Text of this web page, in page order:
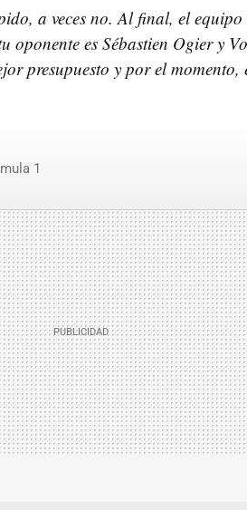
a veces no. Al final, el equipo
oponente es Sébastien Ogier y
presupuesto y por el
1